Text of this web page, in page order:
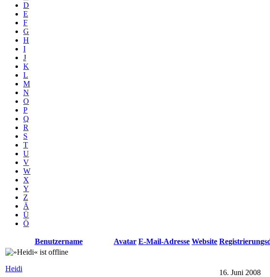
D
E
F
G
H
I
J
K
L
M
N
O
P
Q
R
S
T
U
V
W
X
Y
Z
Ä
Ü
Ö
Benutzername Avatar E-Mail-Adresse Website
Heidi
16. Juni 2008